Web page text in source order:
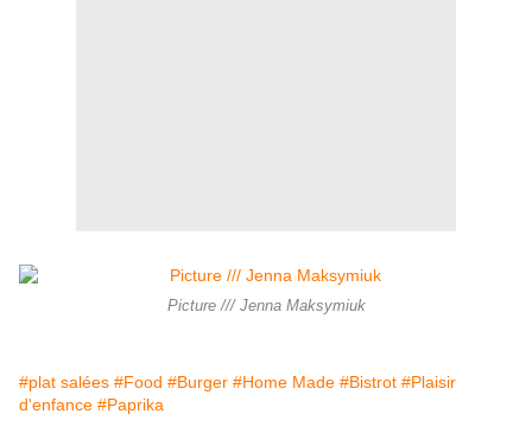
Picture /// Jenna Maksymiuk
#plat salées #Food #Burger #Home Made #Bistrot #Plaisir
d'enfance #Paprika